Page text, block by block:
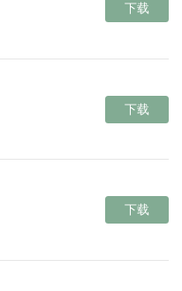
下载
下载
下载